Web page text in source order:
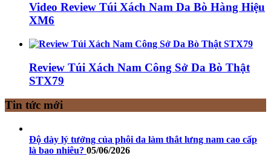
Video Review Túi Xách Nam Da Bò Hàng Hiệu
XM6
Review Túi Xách Nam Công Sở Da Bò Thật
STX79
Tin tức mới
Độ dày lý tưởng của phôi da làm thắt lưng nam cao cấp
là bao nhiêu? 05/06/2026